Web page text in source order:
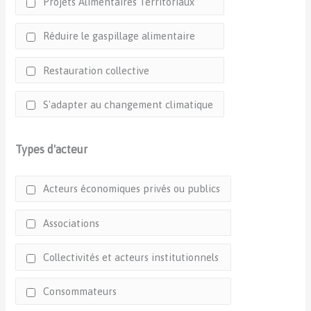
Réduire le gaspillage alimentaire
Restauration collective
S'adapter au changement climatique
Types d'acteur
Acteurs économiques privés ou publics
Associations
Collectivités et acteurs institutionnels
Consommateurs